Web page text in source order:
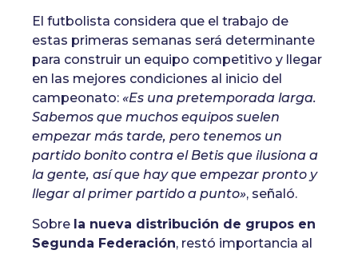
El futbolista considera que el trabajo de
estas primeras semanas será determinante
para construir un equipo competitivo y llegar
en las mejores condiciones al inicio del
campeonato: «Es una pretemporada larga.
Sabemos que muchos equipos suelen
empezar más tarde, pero tenemos un
partido bonito contra el Betis que ilusiona a
la gente, así que hay que empezar pronto y
llegar al primer partido a punto», señaló.
Sobre la nueva distribución de grupos en
Segunda Federación, restó importancia al